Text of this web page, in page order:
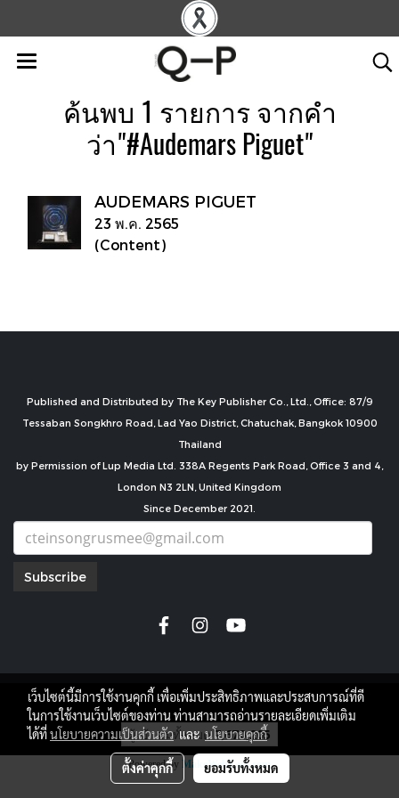
ค้นพบ 1 รายการ จากคำ
ว่า"#Audemars Piguet"
AUDEMARS PIGUET
23 พ.ค. 2565
(Content)
Published and Distributed by The Key Publisher Co., Ltd., Office: 87/9
Tessaban Songkhro Road, Lad Yao District, Chatuchak, Bangkok 10900
Thailand
by Permission of Lup Media Ltd. 338A Regents Park Road, Office 3 and 4,
London N3 2LN, United Kingdom
Since December 2021.
Subscribe
copyright by
ผู้เข้าชมทั้งหมด7,670,205
Powered by MakeWebEasy.com
เว็บไซต์นี้มีการใช้งานคุกกี้ เพื่อเพิ่มประสิทธิภาพและประสบการณ์ที่ดี
ในการใช้งานเว็บไซต์ของท่าน ท่านสามารถอ่านรายละเอียดเพิ่มเติม
ได้ที่นโยบายความเป็นส่วนตัวและนโยบายคุกกี้
ตั้งค่าคุกกี้ ยอมรับทั้งหมด